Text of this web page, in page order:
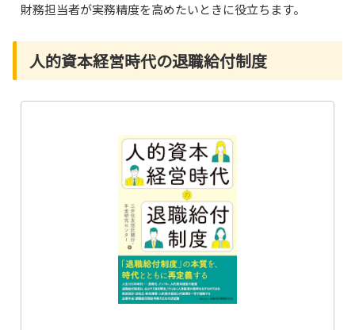
財務担当者が実務精度を高めたいときに役立ちます。
人的資本経営時代の退職給付制度